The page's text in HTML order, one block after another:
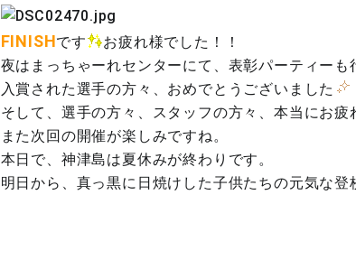
FINISHです
お疲れ様でした！！
夜はまっちゃーれセンターにて、表彰パーティーも
入賞された選手の方々、おめでとうございました
そして、選手の方々、スタッフの方々、本当にお疲
また次回の開催が楽しみですね。
本日で、神津島は夏休みが終わりです。
明日から、真っ黒に日焼けした子供たちの元気な